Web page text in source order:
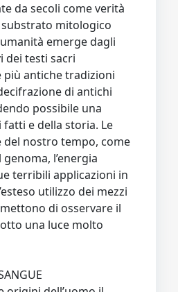
da secoli come verità
mitologico
emerge dagli
dei testi sacri
antiche tradizioni
di antichi
possibile una
e della storia. Le
nostro tempo, come
l’energia
terribili applicazioni in
utilizzo dei mezzi
di osservare il
una luce molto